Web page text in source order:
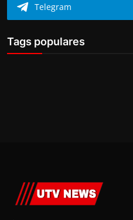
Telegram
Tags populares